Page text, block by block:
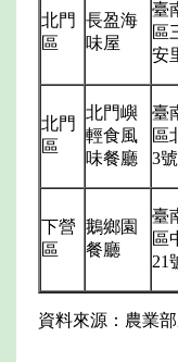
北門
區
長盈海
味屋
臺
區
安
北門
區
北門嶼
輕食風
味餐廳
臺
區
3
下營
區
鵝鄉園
餐廳
臺
區
21
資料來源：農業